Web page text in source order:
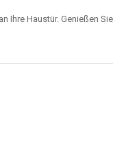
Ihre Haustür. Genießen